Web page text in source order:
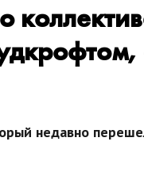
недавно